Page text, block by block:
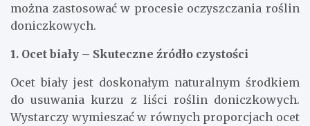
można zastosować w procesie oczyszczania roślin
doniczkowych.
1. Ocet biały – Skuteczne źródło czystości
Ocet biały jest doskonałym naturalnym środkiem
do usuwania kurzu z liści roślin doniczkowych.
Wystarczy wymieszać w równych proporcjach ocet